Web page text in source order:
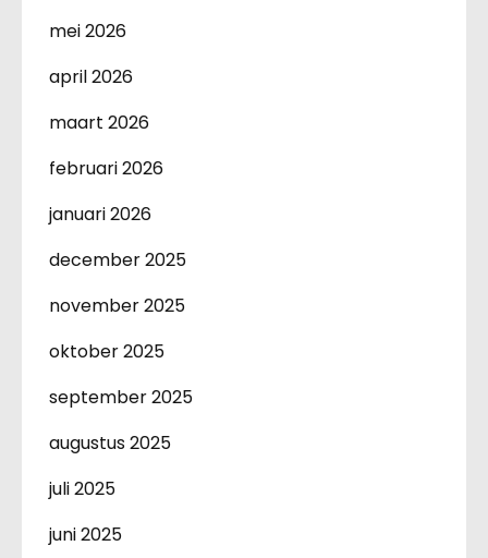
mei 2026
april 2026
maart 2026
februari 2026
januari 2026
december 2025
november 2025
oktober 2025
september 2025
augustus 2025
juli 2025
juni 2025